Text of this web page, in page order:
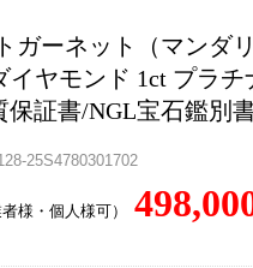
ガーネット（マンダ
イヤモンド 1ct プラ
証書/NGL宝石鑑別書
25S4780301702
様・個人様可）